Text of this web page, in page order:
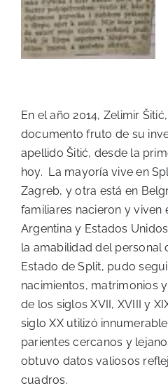
En el año 2014, Zelimir
documento fruto de su
apellido Šitić, desde la
hoy. La mayoría vive en
Zagreb, y otra está en
familiares nacieron y viven
Argentina y Estados
la amabilidad del personal
Estado de Split, pudo
nacimientos, matrimonios
de los siglos XVII, XVIII y
siglo XX utilizó
parientes cercanos y
obtuvo datos valiosos
cuadros.